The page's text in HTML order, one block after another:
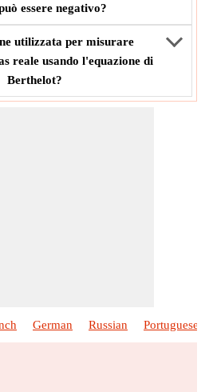
essere negativo?
utilizzata per misurare
reale usando l'equazione di
Berthelot?
German Russian Portuguese